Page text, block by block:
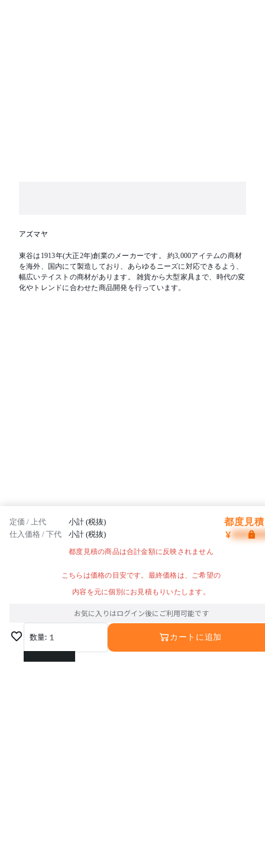
アズマヤ
東谷は1913年(大正2年)創業のメーカーです。 約3,000アイテムの商材
を海外、国内にて製造しており、あらゆるニーズに対応できるよう、
幅広いテイストの商材があります。 雑貨から大型家具まで、時代の変
化やトレンドに合わせた商品開発を行っています。
定価 / 上代 小計 (税抜) 都度見
仕入価格 / 下代 小計 (税抜) ¥
都度見積の商品は合計金額に反映されません
こちらは価格の目安です。最終価格は、ご希望の
内容を元に個別にお見積もりいたします。
お気に入りはログイン後にご利用可能です
数量: 1
1
カートに追加